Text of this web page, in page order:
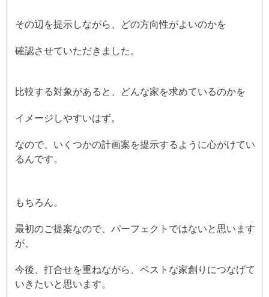
その辺を提示しながら、どの方向性がよいのかを
確認させていただきました。
比較する対象があると、どんな家を求めているのかを
イメージしやすいはず。
なので、いくつかの計画案を提示するように心がけてい
るんです。
もちろん。
最初のご提案なので、パーフェクトではないと思います
が、
今後、打合せを重ねながら、ベストな家創りにつなげて
いきたいと思います。